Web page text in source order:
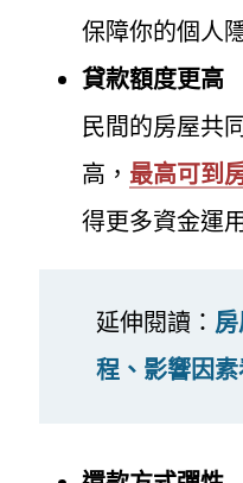
保障你的個人
貸款額度更高
民間的房屋共
高， 最高可到
得更多資金運
延伸閱讀：
程、影響因素